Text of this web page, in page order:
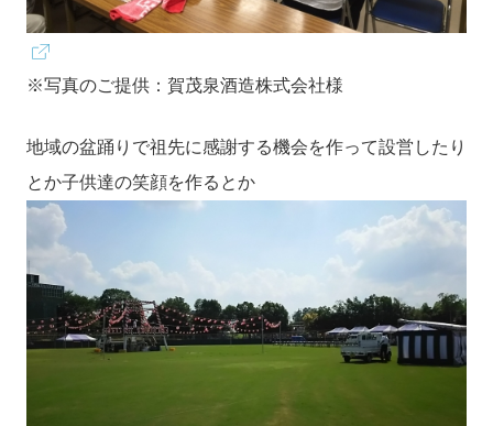
※写真のご提供：賀茂泉酒造株式会社様
地域の盆踊りで祖先に感謝する機会を作って設営したり
とか子供達の笑顔を作るとか